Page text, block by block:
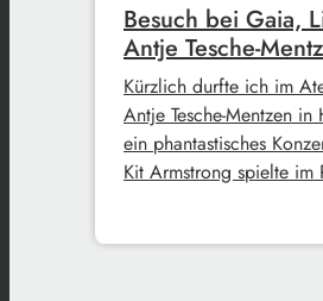
Besuch bei Gaia,
Antje Tesche-
Kürzlich durfte ich im
Antje Tesche-Mentzen
ein phantastisches
Kit Armstrong spielte im